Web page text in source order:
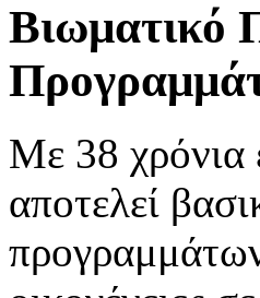
Βιωματικό
Με 38 χρόνια
αποτελεί